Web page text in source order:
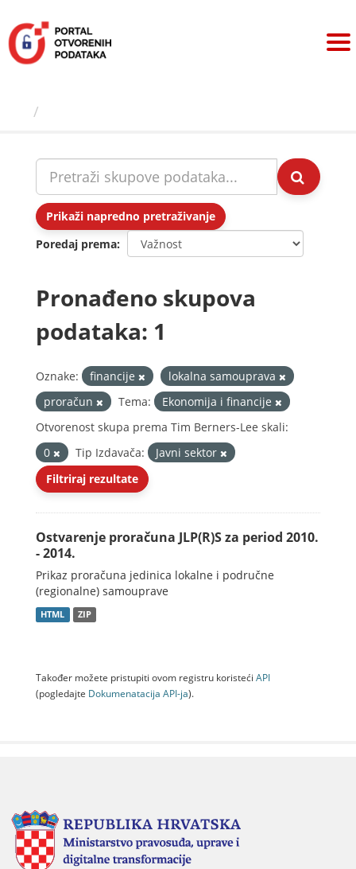
sadržaj
Prikaži napredno pretraživanje
Poredaj prema
Pronađeno skupova
podataka: 1
Oznake: financije
lokalna samouprava
proračun
Tema:
Ekonomija i financije
Otvorenost skupa prema Tim Berners-Lee skali:
0
Tip Izdavača:
Javni sektor
Filtriraj rezultate
Ostvarenje proračuna JLP(R)S za period 2010.
- 2014.
Prikaz proračuna jedinica lokalne i područne
(regionalne) samouprave
HTML ZIP
Također možete pristupiti ovom registru koristeći API
(pogledajte Dokumenаtаcijа API-jа).